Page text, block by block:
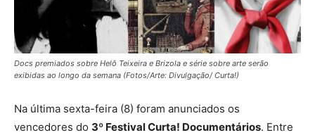
Docs premiados sobre Helô Teixeira e Brizola e série sobre arte serão
exibidas ao longo da semana (Fotos/Arte: Divulgação/ Curta!)
Na última sexta-feira (8) foram anunciados os
vencedores do 3º Festival Curta! Documentários. Entre